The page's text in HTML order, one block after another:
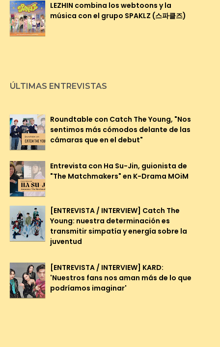
LEZHIN combina los webtoons y la
música con el grupo SPAKLZ (스파클즈)
ÚLTIMAS ENTREVISTAS
Roundtable con Catch The Young, "Nos
sentimos más cómodos delante de las
cámaras que en el debut"
Entrevista con Ha Su-Jin, guionista de
"The Matchmakers" en K-Drama MOiM
[ENTREVISTA / INTERVIEW] Catch The
Young: nuestra determinación es
transmitir simpatía y energía sobre la
juventud
[ENTREVISTA / INTERVIEW] KARD:
'Nuestros fans nos aman más de lo que
podríamos imaginar'